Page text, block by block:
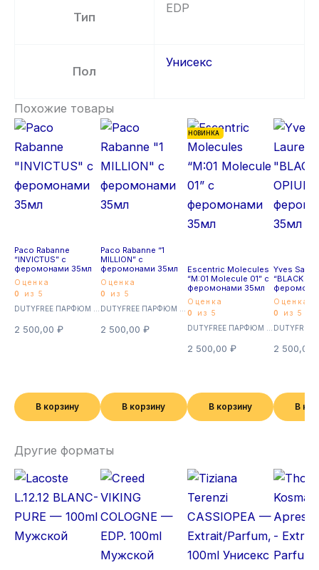
Тип
EDP
Пол
Унисекс
Похожие товары
Paco Rabanne
“INVICTUS” с
феромонами 35мл
Оценка
0
из 5
2 500,00 ₽
В корзину
Paco Rabanne “1
MILLION” с
феромонами 35мл
Оценка
0
из 5
2 500,00₽
В корзину
НОВИНКА
Escentric Molecules
“M:01 Molecule 01” с
феромонами 35мл
Оценка
0
из 5
2 500,00 ₽
В корзину
Yves Saint
“BLACK
Оценка
0
из 5
2 500,00
В
Другие форматы